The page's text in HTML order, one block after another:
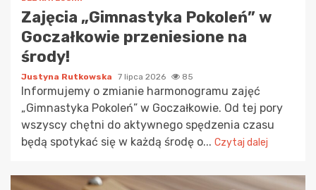
Zajęcia „Gimnastyka Pokoleń” w
Goczałkowie przeniesione na
środy!
Justyna Rutkowska 7 lipca 2026 85
Informujemy o zmianie harmonogramu zajęć
„Gimnastyka Pokoleń” w Goczałkowie. Od tej pory
wszyscy chętni do aktywnego spędzenia czasu
będą spotykać się w każdą środę o... Czytaj dalej